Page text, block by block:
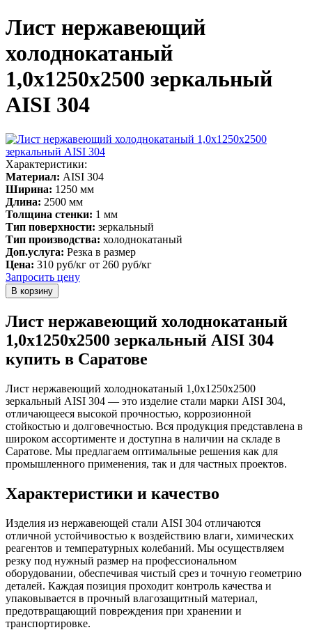
Лист нержавеющий
холоднокатаный
1,0х1250х2500 зеркальный
AISI 304
Характеристики:
Материал: AISI 304
Ширина: 1250 мм
Длина: 2500 мм
Толщина стенки: 1 мм
Тип поверхности: зеркальный
Тип производства: холоднокатаный
Доп.услуга: Резка в размер
Цена: 310 руб/кг от 260 руб/кг
Запросить цену
Лист нержавеющий холоднокатаный
1,0х1250х2500 зеркальный AISI 304
купить в Саратове
Лист нержавеющий холоднокатаный 1,0х1250х2500
зеркальный AISI 304 — это изделие стали марки AISI 304,
отличающееся высокой прочностью, коррозионной
стойкостью и долговечностью. Вся продукция представлена в
широком ассортименте и доступна в наличии на складе в
Саратове. Мы предлагаем оптимальные решения как для
промышленного применения, так и для частных проектов.
Характеристики и качество
Изделия из нержавеющей стали AISI 304 отличаются
отличной устойчивостью к воздействию влаги, химических
реагентов и температурных колебаний. Мы осуществляем
резку под нужный размер на профессиональном
оборудовании, обеспечивая чистый срез и точную геометрию
деталей. Каждая позиция проходит контроль качества и
упаковывается в прочный влагозащитный материал,
предотвращающий повреждения при хранении и
транспортировке.